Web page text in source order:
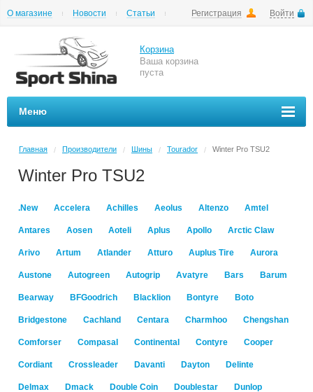
Регистрация Войти
О магазине Новости
Статьи
Корзина
Ваша корзина
пуста
Меню
Главная / Производители / Шины / Tourador / Winter Pro TSU2
Winter Pro TSU2
.New Accelera Achilles Aeolus Altenzo Amtel
Antares Aosen Aoteli Aplus Apollo Arctic Claw
Arivo Artum Atlander Atturo Auplus Tire Aurora
Austone Autogreen Autogrip Avatyre Bars Barum
Bearway BFGoodrich Blacklion Bontyre Boto
Bridgestone Cachland Centara Charmhoo Chengshan
Comforser Compasal Continental Contyre Cooper
Cordiant Crossleader Davanti Dayton Delinte
Delmax Dmack Double Coin Doublestar Dunlop